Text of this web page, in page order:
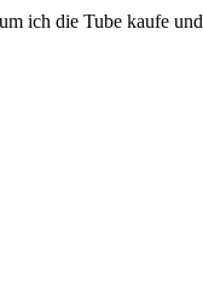
ich die Tube kaufe